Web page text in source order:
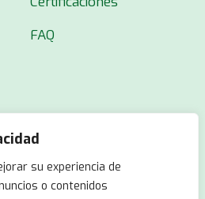
su experiencia de
o contenidos
FAQ